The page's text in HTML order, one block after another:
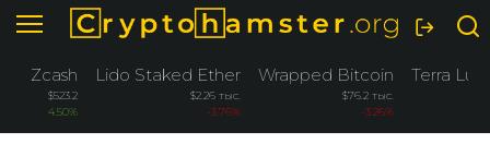
Перейти
содержанию
Zcash
$523.2
4.50%
Lido Staked Ether
$2.26 тыс.
-3.76%
Wrapped Bitcoin
$76.2 тыс.
-3.26%
Terra